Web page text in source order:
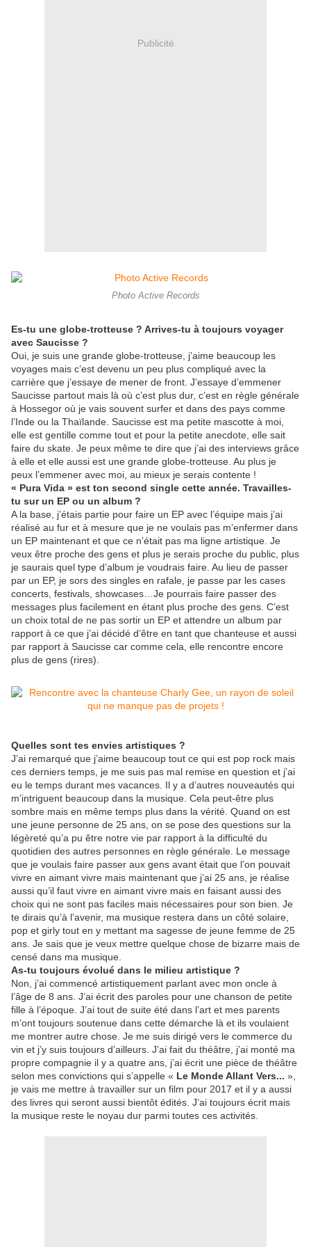
Publicité
Photo Active Records
Es-tu une globe-trotteuse ? Arrives-tu à toujours voyager
avec Saucisse ?
Oui, je suis une grande globe-trotteuse, j’aime beaucoup les
voyages mais c’est devenu un peu plus compliqué avec la
carrière que j’essaye de mener de front. J’essaye d’emmener
Saucisse partout mais là où c’est plus dur, c’est en règle générale
à Hossegor où je vais souvent surfer et dans des pays comme
l’Inde ou la Thaïlande. Saucisse est ma petite mascotte à moi,
elle est gentille comme tout et pour la petite anecdote, elle sait
faire du skate. Je peux même te dire que j’ai des interviews grâce
à elle et elle aussi est une grande globe-trotteuse. Au plus je
peux l’emmener avec moi, au mieux je serais contente !
« Pura Vida » est ton second single cette année. Travailles-
tu sur un EP ou un album ?
A la base, j’étais partie pour faire un EP avec l’équipe mais j’ai
réalisé au fur et à mesure que je ne voulais pas m’enfermer dans
un EP maintenant et que ce n’était pas ma ligne artistique. Je
veux être proche des gens et plus je serais proche du public, plus
je saurais quel type d’album je voudrais faire. Au lieu de passer
par un EP, je sors des singles en rafale, je passe par les cases
concerts, festivals, showcases…Je pourrais faire passer des
messages plus facilement en étant plus proche des gens. C’est
un choix total de ne pas sortir un EP et attendre un album par
rapport à ce que j’ai décidé d’être en tant que chanteuse et aussi
par rapport à Saucisse car comme cela, elle rencontre encore
plus de gens (rires).
Quelles sont tes envies artistiques ?
J’ai remarqué que j’aime beaucoup tout ce qui est pop rock mais
ces derniers temps, je me suis pas mal remise en question et j’ai
eu le temps durant mes vacances. Il y a d’autres nouveautés qui
m’intriguent beaucoup dans la musique. Cela peut-être plus
sombre mais en même temps plus dans la vérité. Quand on est
une jeune personne de 25 ans, on se pose des questions sur la
légèreté qu’a pu être notre vie par rapport à la difficulté du
quotidien des autres personnes en règle générale. Le message
que je voulais faire passer aux gens avant était que l’on pouvait
vivre en aimant vivre mais maintenant que j’ai 25 ans, je réalise
aussi qu’il faut vivre en aimant vivre mais en faisant aussi des
choix qui ne sont pas faciles mais nécessaires pour son bien. Je
te dirais qu’à l’avenir, ma musique restera dans un côté solaire,
pop et girly tout en y mettant ma sagesse de jeune femme de 25
ans. Je sais que je veux mettre quelque chose de bizarre mais de
censé dans ma musique.
As-tu toujours évolué dans le milieu artistique ?
Non, j’ai commencé artistiquement parlant avec mon oncle à
l’âge de 8 ans. J’ai écrit des paroles pour une chanson de petite
fille à l’époque. J’ai tout de suite été dans l’art et mes parents
m’ont toujours soutenue dans cette démarche là et ils voulaient
me montrer autre chose. Je me suis dirigé vers le commerce du
vin et j’y suis toujours d’ailleurs. J’ai fait du théâtre, j’ai monté ma
propre compagnie il y a quatre ans, j’ai écrit une pièce de théâtre
selon mes convictions qui s’appelle « Le Monde Allant Vers... »,
je vais me mettre à travailler sur un film pour 2017 et il y a aussi
des livres qui seront aussi bientôt édités. J’ai toujours écrit mais
la musique reste le noyau dur parmi toutes ces activités.